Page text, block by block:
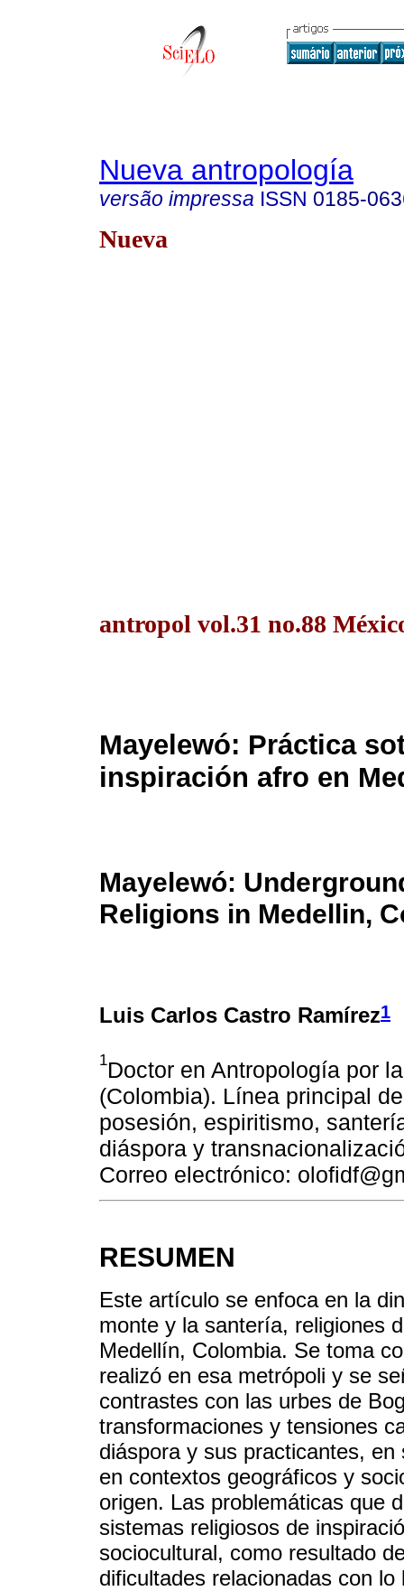
Nueva antropología
versão impressa ISSN 0185-
Nueva
antropol vol.31 no.88
Mayelewó: Práctica
inspiración afro en
Mayelewó:
Religions in Medellin,
Luis Carlos Castro Ramírez1
1Doctor en Antropología por
(Colombia). Línea principal
posesión, espiritismo,
diáspora y
Correo electrónico:
RESUMEN
Este artículo se enfoca en la
monte y la santería, religiones
Medellín, Colombia. Se toma
realizó en esa metrópoli y se
contrastes con las urbes de
transformaciones y tensiones
diáspora y sus practicantes,
en contextos geográficos y
origen. Las problemáticas que
sistemas religiosos de
sociocultural, como resultado
dificultades relacionadas con